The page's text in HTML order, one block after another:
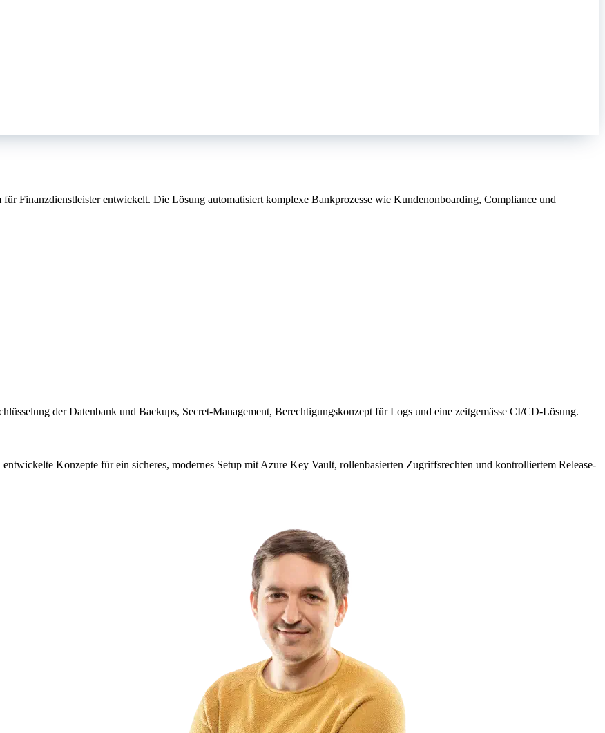
Finanzdienstleister entwickelt. Die Lösung automatisiert komplexe Bankprozesse wie Kundenonboarding, Compliance und
der Datenbank und Backups, Secret-Management, Berechtigungskonzept für Logs und eine zeitgemässe CI/CD-Lösung.
Konzepte für ein sicheres, modernes Setup mit Azure Key Vault, rollenbasierten Zugriffsrechten und kontrolliertem Release-